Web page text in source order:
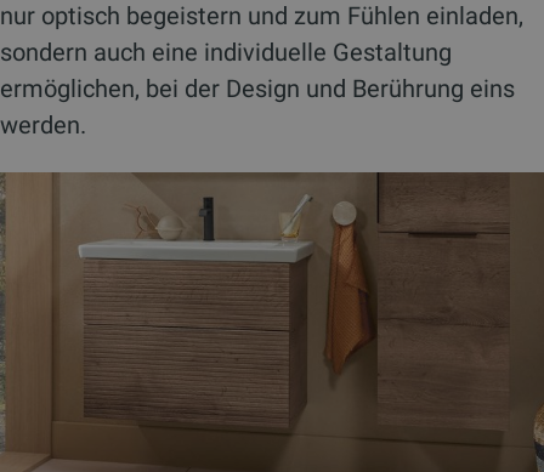
nur optisch begeistern und zum Fühlen einladen,
sondern auch eine individuelle Gestaltung
ermöglichen, bei der Design und Berührung eins
werden.